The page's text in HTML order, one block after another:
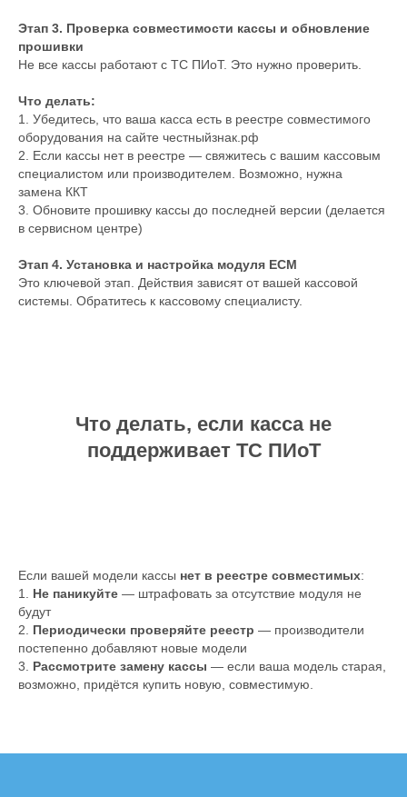
Этап 3. Проверка совместимости кассы и обновление
прошивки
Не все кассы работают с ТС ПИоТ. Это нужно проверить.
Что делать:
1. Убедитесь, что ваша касса есть в реестре совместимого
оборудования на сайте честныйзнак.рф
2. Если кассы нет в реестре — свяжитесь с вашим кассовым
специалистом или производителем. Возможно, нужна
замена ККТ
3. Обновите прошивку кассы до последней версии (делается
в сервисном центре)
Этап 4. Установка и настройка модуля ЕСМ
Это ключевой этап. Действия зависят от вашей кассовой
системы. Обратитесь к кассовому специалисту.
Что делать, если касса не
поддерживает ТС ПИоТ
Если вашей модели кассы нет в реестре совместимых:
1. Не паникуйте — штрафовать за отсутствие модуля не
будут
2. Периодически проверяйте реестр — производители
постепенно добавляют новые модели
3. Рассмотрите замену кассы — если ваша модель старая,
возможно, придётся купить новую, совместимую.